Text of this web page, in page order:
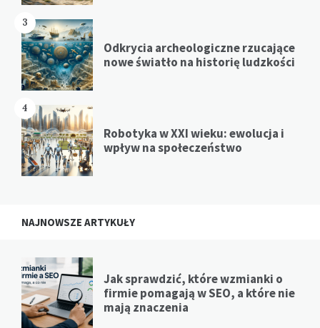
3
Odkrycia archeologiczne rzucające
nowe światło na historię ludzkości
4
Robotyka w XXI wieku: ewolucja i
wpływ na społeczeństwo
NAJNOWSZE ARTYKUŁY
Jak sprawdzić, które wzmianki o
firmie pomagają w SEO, a które nie
mają znaczenia